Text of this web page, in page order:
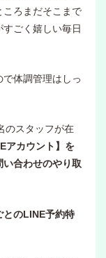
ころまだそこまで
ごく嬉しい毎日
体調管理はしっ
のスタッフが在
アカウント】を
合わせのやり取
とのLINE予約特